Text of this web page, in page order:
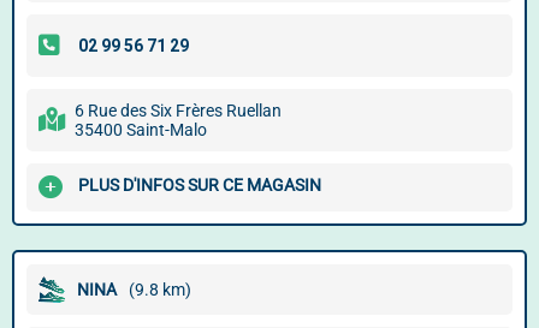
6 Rue des Six Frères Ruellan
35400 Saint-Malo
PLUS D'INFOS SUR CE MAGASIN
NINA (9.8 km)